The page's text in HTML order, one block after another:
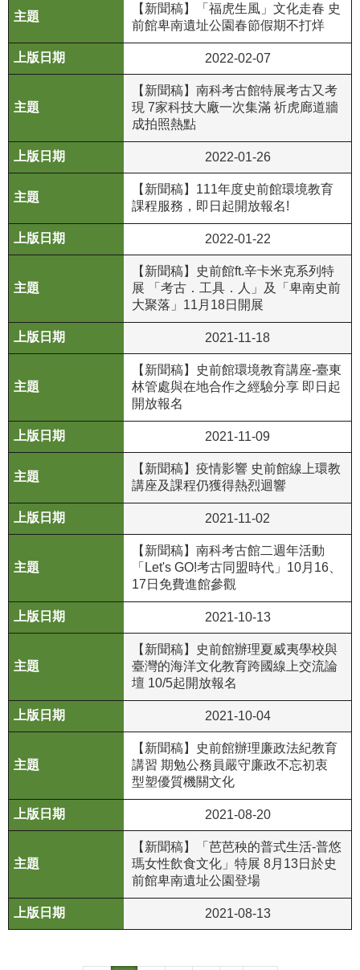
護
策
訊
全
民
服
白
書
府
開
資
語系
【新聞稿】「福虎生風」文化走春 史
前館卑南遺址公園春節假期不打烊
2022-02-07
【新聞稿】南科考古館特展考古又考
現 7家科技大廠一次集滿 祈虎廊道牆
成拍照熱點
2022-01-26
【新聞稿】111年度史前館環境教育
課程服務，即日起開放報名!
2022-01-22
【新聞稿】史前館ft.辛卡米克系列特
展 「考古．工具．人」及「卑南史前
大聚落」11月18日開展
2021-11-18
【新聞稿】史前館環境教育講座-臺東
林管處與在地合作之經驗分享 即日起
開放報名
2021-11-09
【新聞稿】疫情影響 史前館線上環教
講座及課程仍獲得熱烈迴響
2021-11-02
【新聞稿】南科考古館二週年活動
「Let's GO!考古同盟時代」10月16、
17日免費進館參觀
2021-10-13
【新聞稿】史前館辦理夏威夷學校與
臺灣的海洋文化教育跨國線上交流論
壇 10/5起開放報名
2021-10-04
【新聞稿】史前館辦理廉政法紀教育
講習 期勉公務員嚴守廉政不忘初衷
型塑優質機關文化
2021-08-20
【新聞稿】「芭芭秧的普式生活-普悠
瑪女性飲食文化」特展 8月13日於史
前館卑南遺址公園登場
2021-08-13